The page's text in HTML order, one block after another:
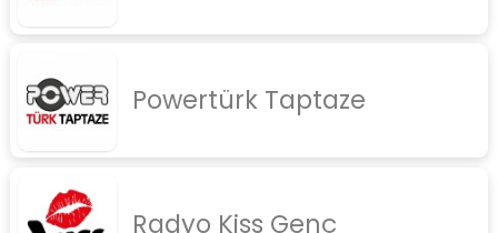
Powertürk Taptaze
Radyo Kiss Genç